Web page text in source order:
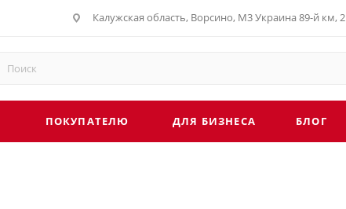
Калужская область, Ворсино, М3 Украина 89-й км, 2
ПОКУПАТЕЛЮ ДЛЯ БИЗНЕСА БЛОГ